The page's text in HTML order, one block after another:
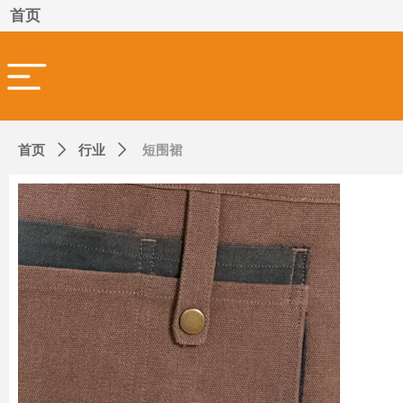
首页
首页 ꄲ 行业 ꄲ 短围裙